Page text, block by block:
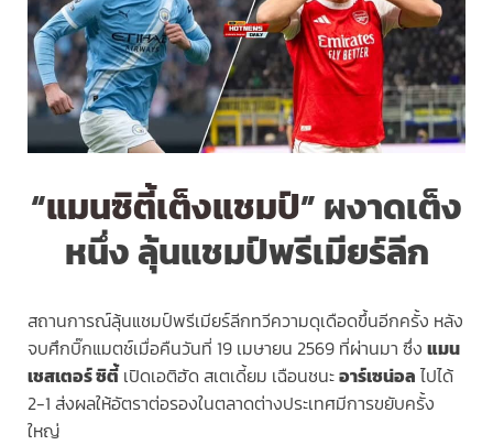
“แมนซิตี้เต็งแชมป์” ผงาดเต็ง
หนึ่ง ลุ้นแชมป์พรีเมียร์ลีก
สถานการณ์ลุ้นแชมป์พรีเมียร์ลีกทวีความดุเดือดขึ้นอีกครั้ง หลัง
จบศึกบิ๊กแมตช์เมื่อคืนวันที่ 19 เมษายน 2569 ที่ผ่านมา ซึ่ง แมน
เชสเตอร์ ซิตี้เปิดเอติฮัด สเตเดี้ยม เฉือนชนะอาร์เซน่อล ไปได้
2-1 ส่งผลให้อัตราต่อรองในตลาดต่างประเทศมีการขยับครั้ง
ใหญ่